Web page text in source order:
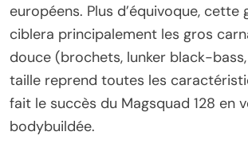
européens. Plus d’équivoque, cette
ciblera principalement les gros
douce (brochets, lunker black-
taille reprend toutes les
fait le succès du Magsquad 128 en
bodybuildée.